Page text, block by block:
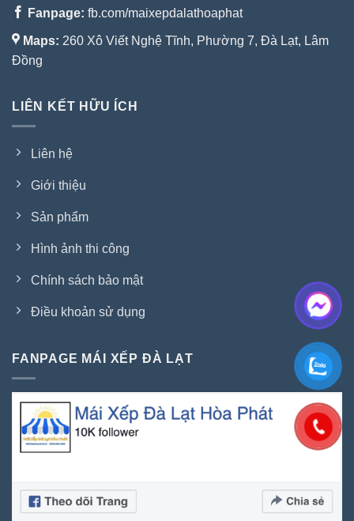
Fanpage: fb.com/maixepdalathoaphat
Maps: 260 Xô Viết Nghệ Tĩnh, Phường 7, Đà Lạt, Lâm
Đồng
LIÊN KẾT HỮU ÍCH
Liên hệ
Giới thiệu
Sản phẩm
Hình ảnh thi công
Chính sách bảo mật
Điều khoản sử dụng
FANPAGE MÁI XẾP ĐÀ LẠT